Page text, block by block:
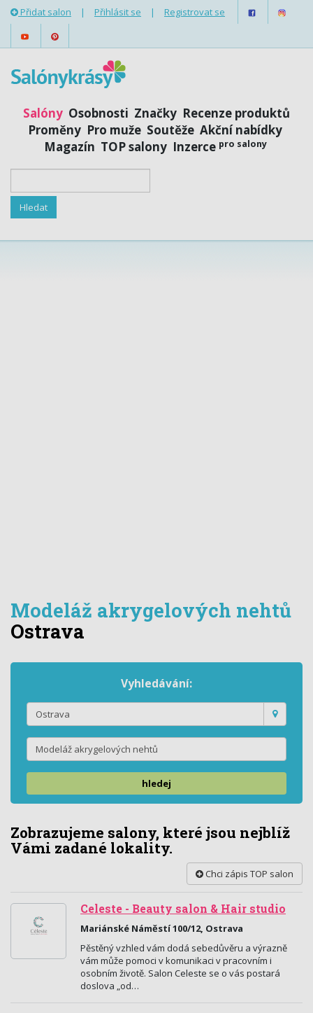
Přidat salon | Přihlásit se | Registrovat se
Salóny Osobnosti Značky Recenze produktů
Proměny Pro muže Soutěže Akční nabídky
Magazín TOP salony Inzerce pro salony
Modeláž akrygelových nehtů
Ostrava
Vyhledávání:
hledej
Zobrazujeme salony, které jsou nejblíž
Vámi zadané lokality.
Chci zápis TOP salon
Celeste - Beauty salon & Hair studio
Mariánské Náměstí 100/12, Ostrava
Pěstěný vzhled vám dodá sebedůvěru a výrazně
vám může pomoci v komunikaci v pracovním i
osobním životě. Salon Celeste se o vás postará
doslova „od…